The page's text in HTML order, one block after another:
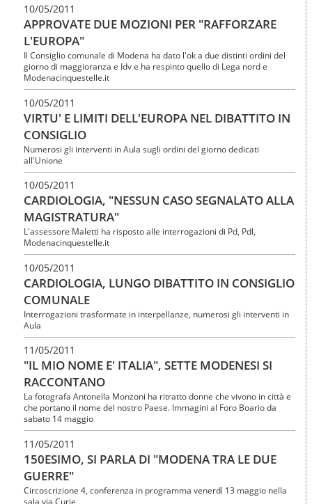
10/05/2011
APPROVATE DUE MOZIONI PER "RAFFORZARE
L'EUROPA"
Il Consiglio comunale di Modena ha dato l'ok a due distinti ordini del
giorno di maggioranza e Idv e ha respinto quello di Lega nord e
Modenacinquestelle.it
10/05/2011
VIRTU' E LIMITI DELL'EUROPA NEL DIBATTITO IN
CONSIGLIO
Numerosi gli interventi in Aula sugli ordini del giorno dedicati
all'Unione
10/05/2011
CARDIOLOGIA, "NESSUN CASO SEGNALATO ALLA
MAGISTRATURA"
L'assessore Maletti ha risposto alle interrogazioni di Pd, Pdl,
Modenacinquestelle.it
10/05/2011
CARDIOLOGIA, LUNGO DIBATTITO IN CONSIGLIO
COMUNALE
Interrogazioni trasformate in interpellanze, numerosi gli interventi in
Aula
11/05/2011
"IL MIO NOME E' ITALIA", SETTE MODENESI SI
RACCONTANO
La fotografa Antonella Monzoni ha ritratto donne che vivono in città e
che portano il nome del nostro Paese. Immagini al Foro Boario da
sabato 14 maggio
11/05/2011
150ESIMO, SI PARLA DI "MODENA TRA LE DUE
GUERRE"
Circoscrizione 4, conferenza in programma venerdì 13 maggio nella
sala via Curie